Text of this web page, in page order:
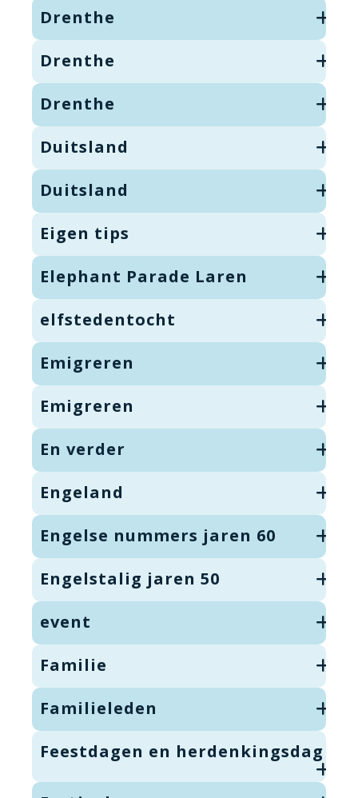
Drenthe
Drenthe
Drenthe
Duitsland
Duitsland
Eigen tips
Elephant Parade Laren
elfstedentocht
Emigreren
Emigreren
En verder
Engeland
Engelse nummers jaren 60
Engelstalig jaren 50
event
Familie
Familieleden
Feestdagen en herdenkingsdag